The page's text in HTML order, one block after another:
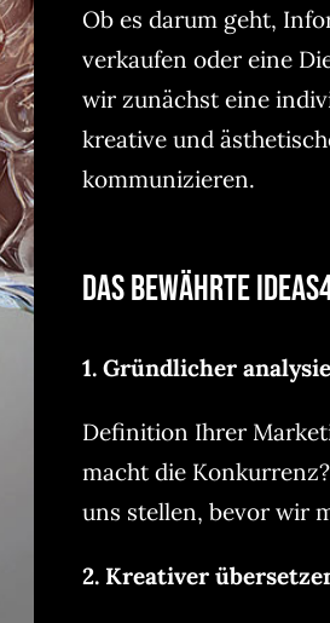
Ob es darum geht,
verkaufen oder eine
wir zunächst eine
kreative und
kommunizieren.
Das bewährte
1. Gründlicher
Definition Ihrer
macht die
uns stellen, bevor wir
2. Kreativer